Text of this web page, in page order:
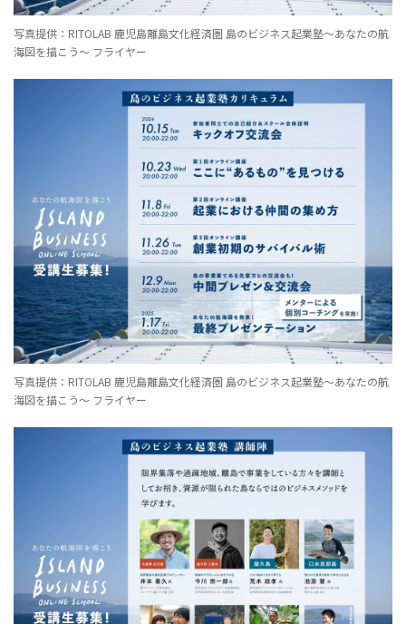
写真提供：RITOLAB 鹿児島離島文化経済圏 島のビジネス起業塾〜あなたの航
海図を描こう〜 フライヤー
写真提供：RITOLAB 鹿児島離島文化経済圏 島のビジネス起業塾〜あなたの航
海図を描こう〜 フライヤー